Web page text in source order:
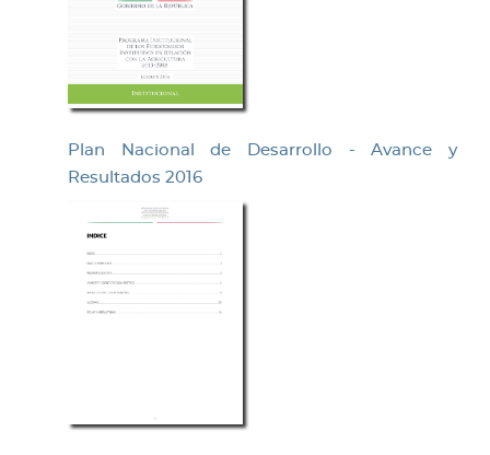
Plan Nacional de Desarrollo - Avance y
Resultados 2016